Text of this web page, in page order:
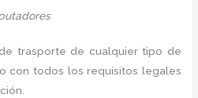
trasporte de cualquier tipo de
con todos los requisitos legales